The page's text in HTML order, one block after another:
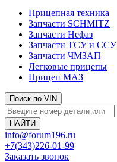
Прицепная техника
Запчасти SCHMITZ
Запчасти Нефаз
Запчасти ТСУ и ССУ
Запчасти ЧМЗАП
Легковые прицепы
Прицеп МАЗ
Поиск по VIN
info@forum196.ru
+7(343)226-01-99
Заказать звонок